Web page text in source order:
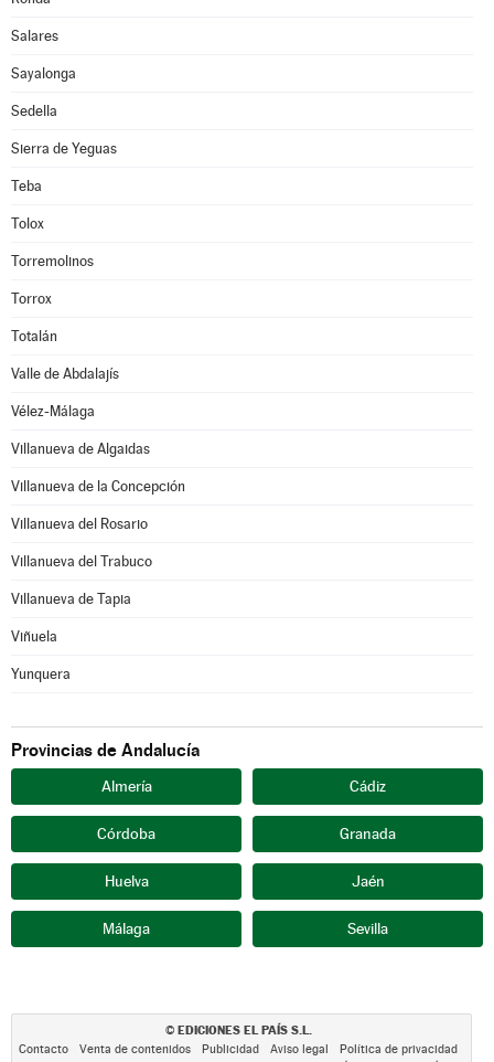
Salares
Sayalonga
Sedella
Sierra de Yeguas
Teba
Tolox
Torremolinos
Torrox
Totalán
Valle de Abdalajís
Vélez-Málaga
Villanueva de Algaidas
Villanueva de la Concepción
Villanueva del Rosario
Villanueva del Trabuco
Villanueva de Tapia
Viñuela
Yunquera
Provincias de Andalucía
Almería Cádiz
Córdoba Granada
Huelva Jaén
Málaga Sevilla
© EDICIONES EL PAÍS S.L.
Contacto Venta de contenidos Publicidad Aviso legal
Política de privacidad